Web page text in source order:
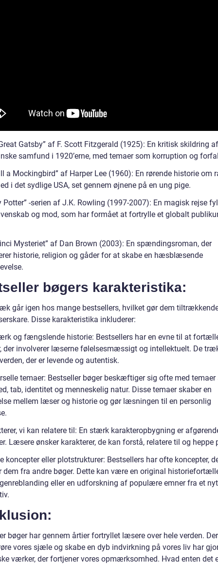
Gatsby” af F. Scott Fitzgerald (1925): En kritisk skildring
samfund i 1920’erne, med temaer som korruption og
a Mockingbird” af Harper Lee (1960): En rørende historie om
i det sydlige USA, set gennem øjnene på en ung pige.
Potter” -serien af J.K. Rowling (1997-2007): En magisk rejse
venskab og mod, som har formået at fortrylle et globalt
Mysteriet” af Dan Brown (2003): En spændingsroman, der
historie, religion og gåder for at skabe en hæsblæsende
bøgers karakteristika:
går igen hos mange bestsellers, hvilket gør dem
Disse karakteristika inkluderer:
og fængslende historie: Bestsellers har en evne til at
der involverer læserne følelsesmæssigt og intellektuelt. De
der er levende og autentisk.
temaer: Bestseller bøger beskæftiger sig ofte med temaer
tab, identitet og menneskelig natur. Disse temaer skaber en
mellem læser og historie og gør læsningen til en personlig
vi kan relatere til: En stærk karakteropbygning er
Læsere ønsker karakterer, de kan forstå, relatere til og heppe
koncepter eller plotstrukturer: Bestsellers har ofte koncepter,
dem fra andre bøger. Dette kan være en original
eller en udforskning af populære emner fra et nyt
bøger har gennem årtier fortryllet læsere over hele verden.
vores sjæle og skabe en dyb indvirkning på vores liv har
værker, der fortjener vores opmærksomhed. Hvad enten det